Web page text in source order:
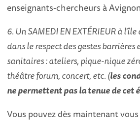
enseignants-chercheurs à
6. Un SAMEDI EN EXTÉRIEUR à
dans le respect des gestes
sanitaires : ateliers, pique-nique
théâtre forum, concert, etc. (les
ne permettent pas la tenue de cet
Vous pouvez dès maintenant